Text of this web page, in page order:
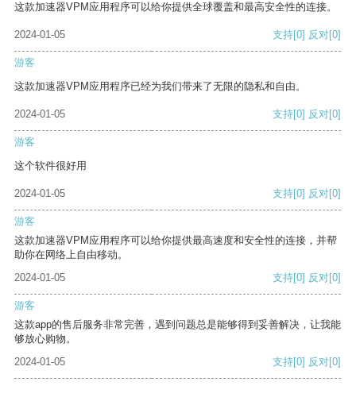
这款加速器VPM应用程序可以给你提供全球覆盖和最高安全性的连接。
2024-01-05 支持[0] 反对[0]
游客
这款加速器VPM应用程序已经为我们带来了无限的隐私和自由。
2024-01-05 支持[0] 反对[0]
游客
这个软件很好用
2024-01-05 支持[0] 反对[0]
游客
这款加速器VPM应用程序可以给你提供最高速度和安全性的连接，并帮
助你在网络上自由移动。
2024-01-05
支持[0] 反对[0]
游客
这款app的售后服务非常完善，遇到问题总是能够得到妥善解决，让我能
够放心购物。
2024-01-05
支持[0] 反对[0]